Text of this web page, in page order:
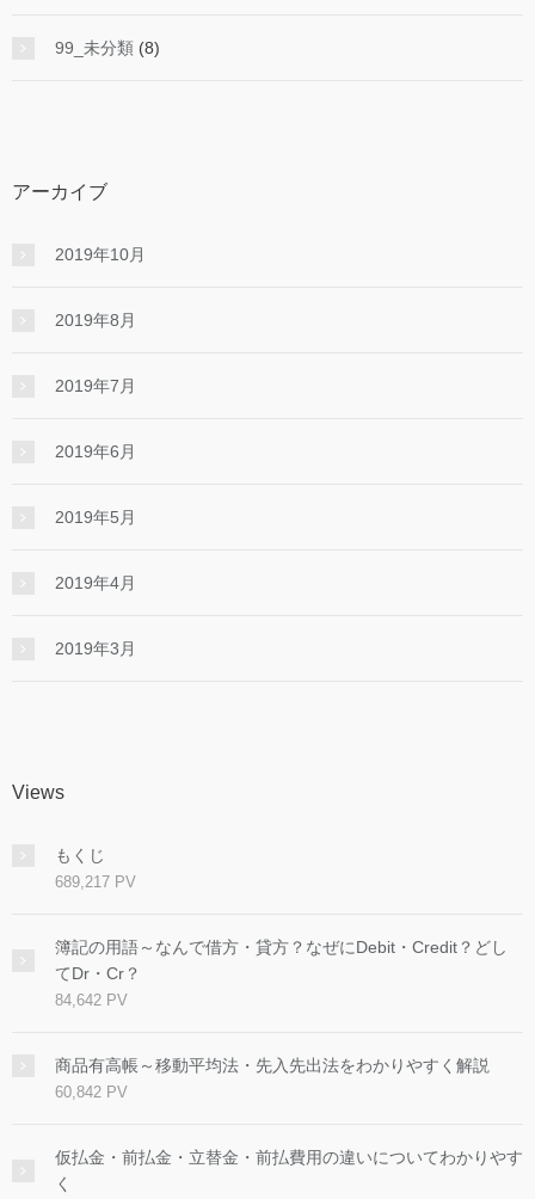
99_未分類 (8)
アーカイブ
2019年10月
2019年8月
2019年7月
2019年6月
2019年5月
2019年4月
2019年3月
Views
もくじ
689,217 PV
簿記の用語～なんで借方・貸方？なぜにDebit・Credit？どし
てDr・Cr？
84,642 PV
商品有高帳～移動平均法・先入先出法をわかりやすく解説
60,842 PV
仮払金・前払金・立替金・前払費用の違いについてわかりやす
く